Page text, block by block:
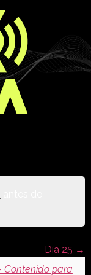
Día 25
Contenido para